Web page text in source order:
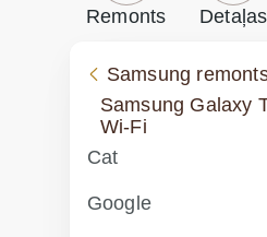
Remonts Detaļas
Samsung
Samsung Galaxy
Wi-Fi
Cat
Google